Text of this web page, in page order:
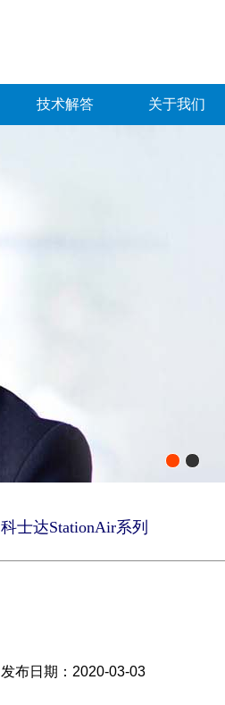
技术解答 关于我们
科士达StationAir系列
发布日期：2020-03-03